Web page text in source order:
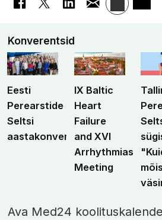
Konverentsid
Eesti
Perearstide
Seltsi
aastakonverents
IX Baltic
Heart
Failure
and XVI
Arrhythmias
Meeting
Ava Med24